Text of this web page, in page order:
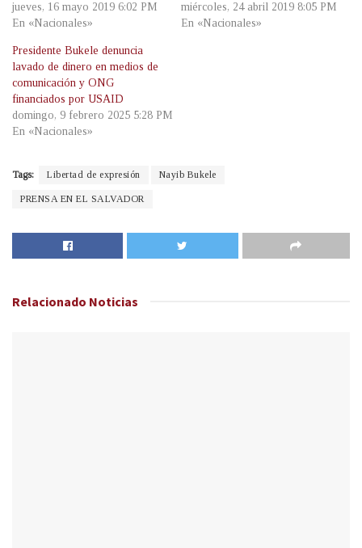
jueves, 16 mayo 2019 6:02 PM
En «Nacionales»
miércoles, 24 abril 2019 8:05 PM
En «Nacionales»
Presidente Bukele denuncia
lavado de dinero en medios de
comunicación y ONG
financiados por USAID
domingo, 9 febrero 2025 5:28 PM
En «Nacionales»
Tags: Libertad de expresión Nayib Bukele
PRENSA EN EL SALVADOR
Relacionado Noticias